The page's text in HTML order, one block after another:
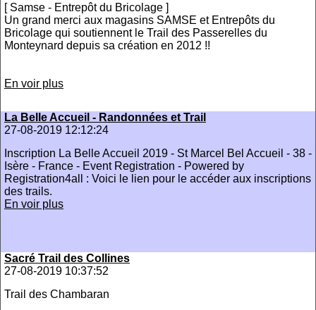
[ Samse - Entrepôt du Bricolage ]
Un grand merci aux magasins SAMSE et Entrepôts du
Bricolage qui soutiennent le Trail des Passerelles du
Monteynard depuis sa création en 2012 !!
En voir plus
La Belle Accueil - Randonnées et Trail
27-08-2019 12:12:24
Inscription La Belle Accueil 2019 - St Marcel Bel Accueil - 38 -
Isère - France - Event Registration - Powered by
Registration4all : Voici le lien pour le accéder aux inscriptions
des trails.
En voir plus
Sacré Trail des Collines
27-08-2019 10:37:52
Trail des Chambaran